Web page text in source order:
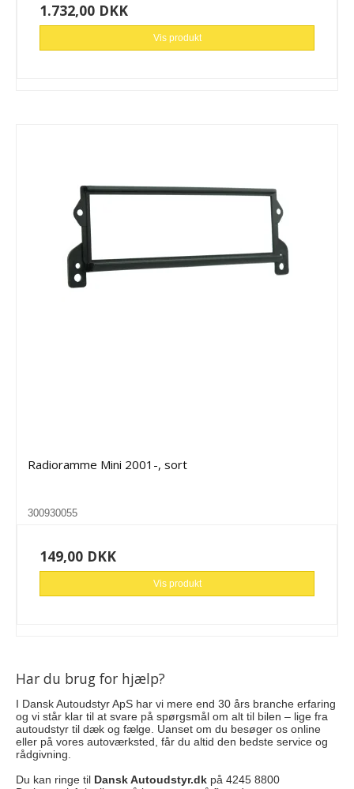
1.732,00 DKK
Vis produkt
Radioramme Mini 2001-, sort
300930055
149,00 DKK
Vis produkt
Har du brug for hjælp?
I Dansk Autoudstyr ApS har vi mere end 30 års branche erfaring
og vi står klar til at svare på spørgsmål om alt til bilen – lige fra
autoudstyr til dæk og fælge. Uanset om du besøger os online
eller på vores autoværksted, får du altid den bedste service og
rådgivning.
Du kan ringe til Dansk Autoudstyr.dk på 4245 8800